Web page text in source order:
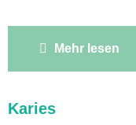
Mehr lesen
Karies